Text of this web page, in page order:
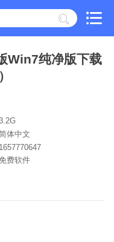
Win7纯净版下载
体中文
费软件